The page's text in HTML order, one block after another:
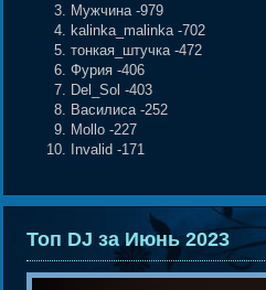
Мужчина -979
kalinka_malinka -702
тонкая_штучка -472
Фурия -406
Del_Sol -403
Василиса -252
Mollo -227
Invalid -171
Топ DJ за Июнь 2023